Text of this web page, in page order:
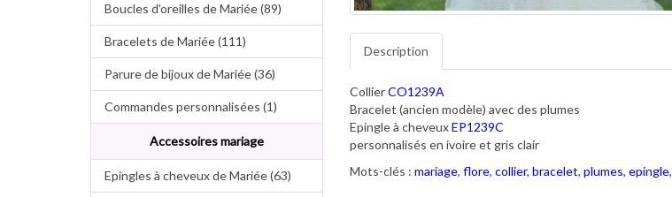
Boucles d'oreilles de Mariée (89)
Bracelets de Mariée (111)
Parure de bijoux de Mariée (36)
Commandes personnalisées (1)
Accessoires mariage
Epingles à cheveux de Mariée (63)
Description
CollierCO1239A
Bracelet (ancien modèle) avec des plumes
Epingle à cheveuxEP1239C
personnalisés en ivoire et gris clair
Mots-clés : mariage, flore, collier, bracelet, plumes, epingle,